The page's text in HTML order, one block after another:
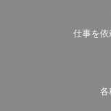
仕事を依
各